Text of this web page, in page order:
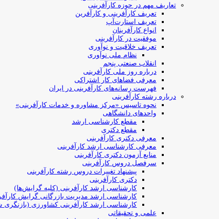
تعاریف مهم در حوزه کارآفرینی
تعریف کارآفرینی و کارآفرین
تعریف استارت‌آپ
انواع کارآفرینان
موفقیت در کارآفرینی
تعریف خلاقیت و نوآوری
نظام ملی نوآوری
انقلاب صنعتی پنجم
درباره روز ملی کارآفرینی
معرفی فضاهای کار اشتراکی
فهرست رسانه‌های کارآفرینی در ایران
درباره رشته کارآفرینی
نحوه تاسیس «مرکز مشاوره و خدمات کارآفرینی»
واحدهای دانشگاهی
مقطع کارشناسی ارشد
مقطع دکتری
معرفی دکتری کارآفرینی
معرفی کارشناسی ارشد کارآفرینی
منابع آزمون دکتری کارآفرینی
سرفصل دروس کارآفرینی
پیشنهاد تغییرات دروس رشته کارآفرینی
دکتری کارآفرینی
کارشناسی ارشد کارآفرینی (کلیه گرایش‌ها)
کارشناسی ارشد مدیریت بازرگانی گرایش
کارشناسی ارشد کارآفرینی کشاورزی (بازنگری
علمی و تحقیقاتی